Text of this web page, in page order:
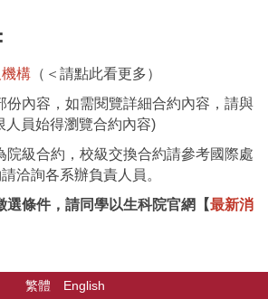
構 （＜請點此看更多）
份內容，如需閱覽詳細合約內容，請與
人員始得瀏覽合約內容)
院級合約，校級交換合約請參考國際處
洽詢各系辦負責人員。
選條件，請同學以生科院官網【最新消
繁體 English